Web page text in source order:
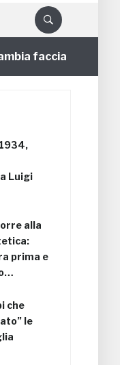
faccia
Luigi
alla
prima e
che
le